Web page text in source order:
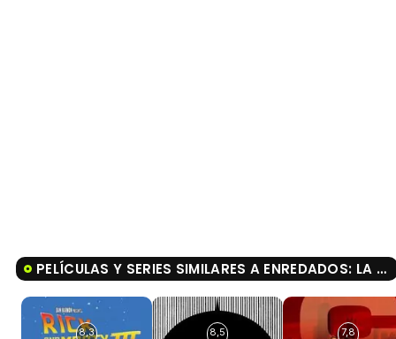
PELÍCULAS Y SERIES SIMILARES A ENREDADOS: LA SERIE
8,3 8,5 7,8